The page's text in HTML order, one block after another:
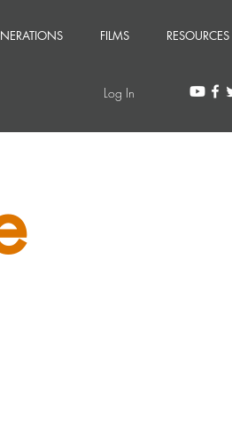
FILMS RESOURCES
Log In